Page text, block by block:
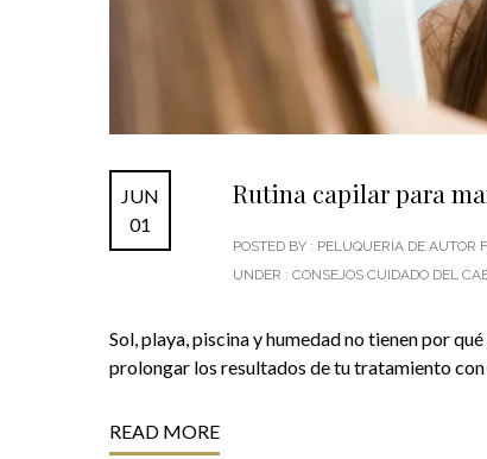
JUN
01
Rutina capilar para
POSTED BY : PELUQUERÍA DE AUTOR
UNDER : CONSEJOS CUIDADO DEL
Sol, playa, piscina y humedad no tienen por
prolongar los resultados de tu tratamiento
READ MORE